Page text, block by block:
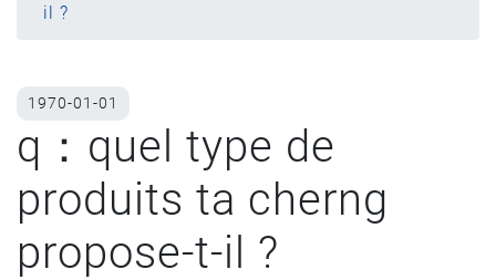
il ?
1970-01-01
q：quel type de
produits ta cherng
propose-t-il ?